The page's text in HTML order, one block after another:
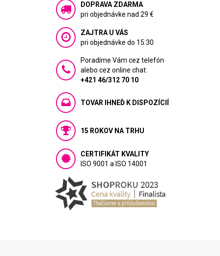
DOPRAVA ZDARMA
pri objednávke nad 29 €
ZAJTRA U VÁS
pri objednávke do 15:30
Poradíme Vám cez telefón
alebo cez online chat:
+421 46/312 70 10
TOVAR IHNEĎ K DISPOZÍCIÍ
15 ROKOV NA TRHU
CERTIFIKÁT KVALITY
ISO 9001 a ISO 14001